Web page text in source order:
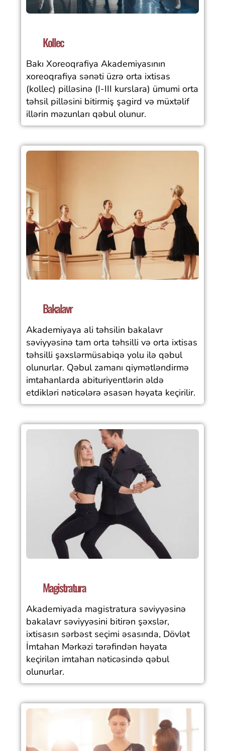
Kollec
Bakı Xoreoqrafiya Akademiyasının
xoreoqrafiya sənəti üzrə orta ixtisas
(kollec) pilləsinə (I-III kurslara) ümumi orta
təhsil pilləsini bitirmiş şagird və müxtəlif
illərin məzunları qəbul olunur.
Bakalavr
Akademiyaya ali təhsilin bakalavr
səviyyəsinə tam orta təhsilli və orta ixtisas
təhsilli şəxslərmüsabiqə yolu ilə qəbul
olunurlar. Qəbul zamanı qiymətləndirmə
imtahanlarda abituriyentlərin əldə
etdikləri nəticələrə əsasən həyata keçirilir.
Magistratura
Akademiyada magistratura səviyyəsinə
bakalavr səviyyəsini bitirən şəxslər,
ixtisasın sərbəst seçimi əsasında, Dövlət
İmtahan Mərkəzi tərəfindən həyata
keçirilən imtahan nəticəsində qəbul
olunurlar.